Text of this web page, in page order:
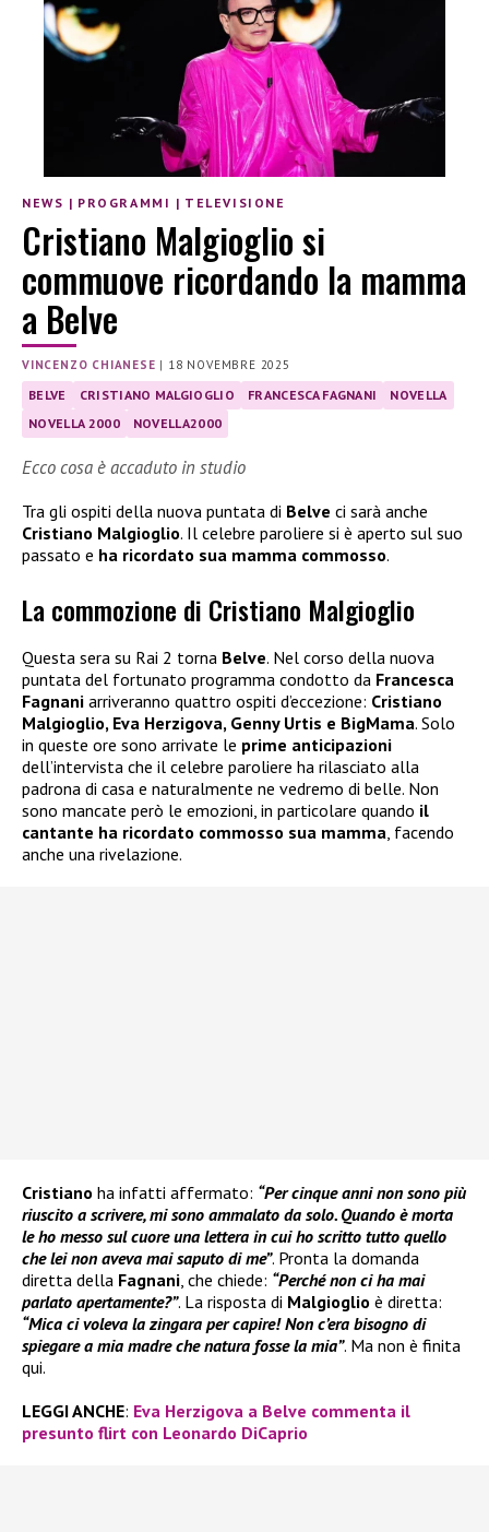
NEWS | PROGRAMMI | TELEVISIONE
Cristiano Malgioglio si
commuove ricordando la mamma
a Belve
VINCENZO CHIANESE | 18 NOVEMBRE 2025
BELVE CRISTIANO MALGIOGLIO FRANCESCA FAGNANI
NOVELLA
NOVELLA 2000
NOVELLA2000
Ecco cosa è accaduto in studio
Tra gli ospiti della nuova puntata di Belve ci sarà anche
Cristiano Malgioglio. Il celebre paroliere si è aperto sul suo
passato e ha ricordato sua mamma commosso.
La commozione di Cristiano Malgioglio
Questa sera su Rai 2 torna Belve. Nel corso della nuova
puntata del fortunato programma condotto da Francesca
Fagnani arriveranno quattro ospiti d’eccezione: Cristiano
Malgioglio, Eva Herzigova, Genny Urtis e BigMama. Solo
in queste ore sono arrivate le prime anticipazioni
dell’intervista che il celebre paroliere ha rilasciato alla
padrona di casa e naturalmente ne vedremo di belle. Non
sono mancate però le emozioni, in particolare quando il
cantante ha ricordato commosso sua mamma, facendo
anche una rivelazione.
Cristiano ha infatti affermato: “Per cinque anni non sono più
riuscito a scrivere, mi sono ammalato da solo. Quando è morta
le ho messo sul cuore una lettera in cui ho scritto tutto quello
che lei non aveva mai saputo di me”. Pronta la domanda
diretta della Fagnani, che chiede: “Perché non ci ha mai
parlato apertamente?”. La risposta di Malgioglio è diretta:
“Mica ci voleva la zingara per capire! Non c’era bisogno di
spiegare a mia madre che natura fosse la mia”. Ma non è finita
qui.
LEGGI ANCHE: Eva Herzigova a Belve commenta il
presunto flirt con Leonardo DiCaprio